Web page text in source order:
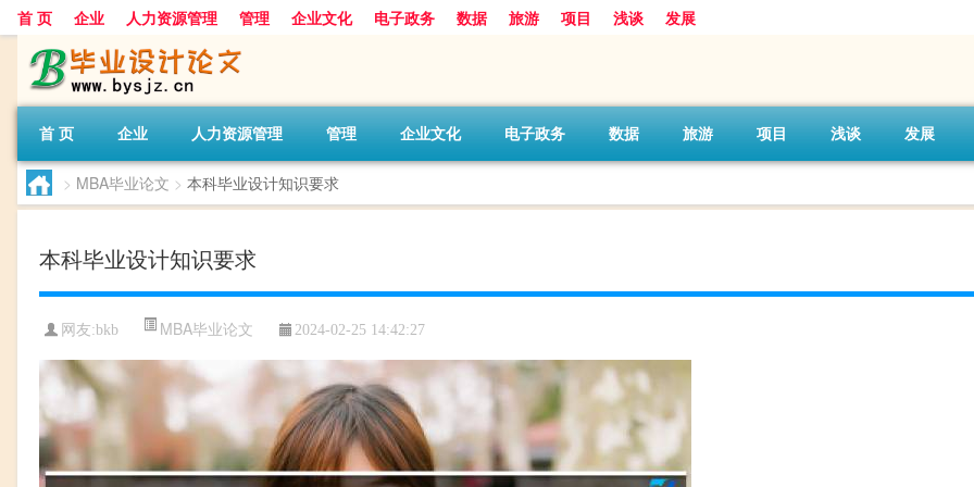
首 页 企业 人力资源管理 管理 企业文化 电子政务 数据 旅游 项目 浅谈 发展
首 页 企业 人力资源管理 管理 企业文化 电子政务 数据 旅游 项目 浅谈 发展
> MBA毕业论文 > 本科毕业设计知识要求
本科毕业设计知识要求
网友:bkb MBA毕业论文 2024-02-25 14:42:27